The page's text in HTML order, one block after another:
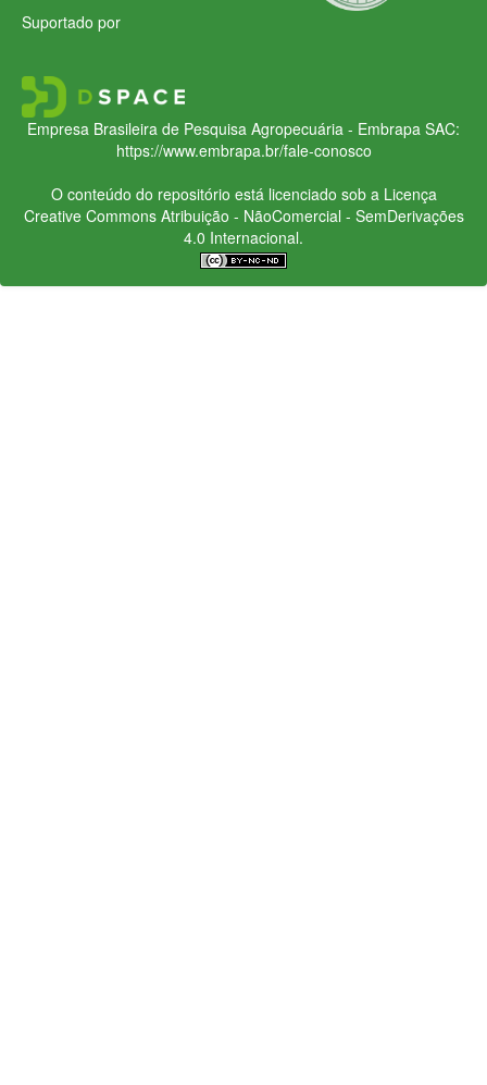
Suportado por
Empresa Brasileira de Pesquisa Agropecuária - Embrapa SAC:
https://www.embrapa.br/fale-conosco
O conteúdo do repositório está licenciado sob a Licença
Creative CommonsAtribuição - NãoComercial - SemDerivações
4.0 Internacional.